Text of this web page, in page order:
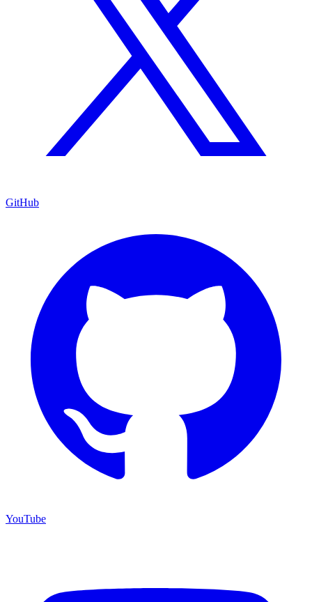
GitHub
YouTube